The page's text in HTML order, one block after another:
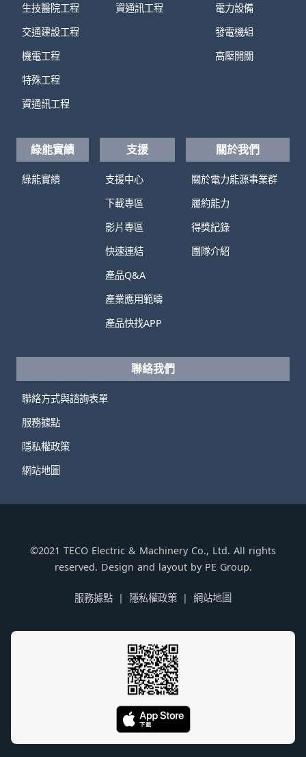
生技醫院工程
交通建設工程
機電工程
特殊工程
資通訊工程
資通訊工程
電力設備
發電機組
高壓開關
綠能實績
綠能實績
支援
支援中心
下載專區
影片專區
快速連結
產品Q&A
產業應用範疇
產品快找APP
關於我們
關於電力能源事業群
履約能力
得獎紀錄
團隊介紹
聯絡我們
聯絡方式與諮詢表單
服務據點
隱私權政策
網站地圖
©2021 TECO Electric & Machinery Co., Ltd. All rights
reserved. Design and layout by PE Group.
服務據點 隱私權政策 網站地圖